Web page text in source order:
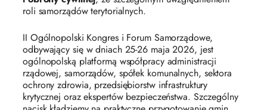
roli samorządów terytorialnych.
II Ogólnopolski Kongres i Forum Samorządowe,
odbywający się w dniach 25-26 maja 2026, jest
ogólnopolską platformą współpracy administracji
rządowej, samorządów, spółek komunalnych, sektora
ochrony zdrowia, przedsiębiorstw infrastruktury
krytycznej oraz ekspertów bezpieczeństwa. Szczególny